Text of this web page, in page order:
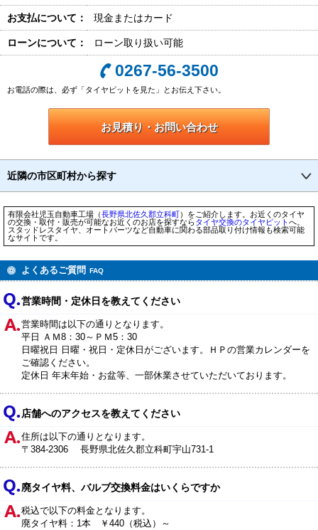
お支払について： 現金またはカード
ローンについて： ローン取り扱い可能
0267-56-3500
お電話の際は、必ず「タイヤピットを見た」とお伝え下さい。
お見積り・お問い合わせ
近隣の市区町村から探す
有限会社児玉自動車工場（長野県北佐久郡立科町）をご紹介します。お近くのタイヤ
の交換・取付・販売が可能なお近くのお店を探すならタイヤ交換のタイヤピットへ。
スタッドレスタイヤ、オートパーツなど自動車に関わる部品取り付け情報も検索可能
なサイトです。
よくあるご質問 FAQ
営業時間・定休日を教えてください
営業時間は以下の通りとなります。
平日 ＡＭ8：30～ＰＭ5：30
日曜祝日 日曜・祝日・定休日がございます。ＨＰの営業カレンダーを
ご確認ください。
定休日 年末年始・お盆等、一部休業させていただいております。
店舗へのアクセスを教えてください
住所は以下の通りとなります。
〒384-2306 長野県北佐久郡立科町宇山731-1
廃タイヤ料、バルブ交換料金はいくらですか
税込で以下の料金となります。
廃タイヤ料：1本 ￥440（税込）～